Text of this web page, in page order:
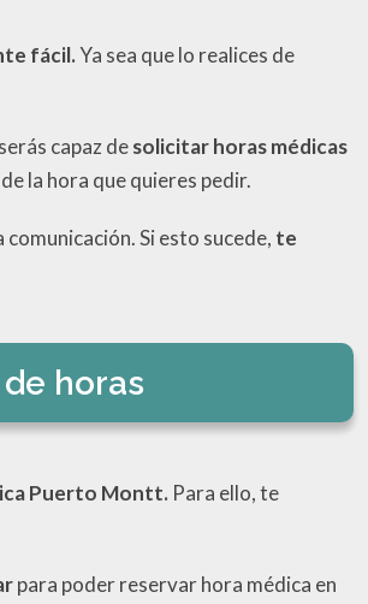
fácil.Ya sea que lo realices de
capaz desolicitar horas médicas
la hora que quieres pedir.
Si esto sucede, te
horas
Puerto Montt. Para ello, te
para poder reservar hora médica en